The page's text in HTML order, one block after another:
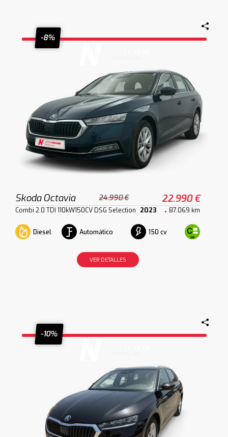
-8%
Skoda Octavia 24.990 € 22.990 €
Combi 2.0 TDI 110kW150CV DSG Selection 2023 87.069 km
Diesel Automático 150 cv
VER DETALLES
-10%